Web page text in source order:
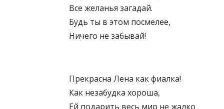
Все желанья загадай.
Будь ты в этом посмелее,
Ничего не забывай!
Прекрасна Лена как фиалка!
Как незабудка хороша,
Ей подарить весь мир не жалко